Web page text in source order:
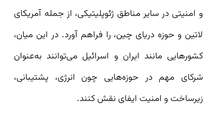
و امنیتی در سایر مناطق ژئوپلیتیکی، از جمله آمریکای
لاتین و حوزه دریای چین، را فراهم آورد. در این میان،
کشورهایی مانند ایران و اسرائیل می‌توانند به‌عنوان
شرکای مهم در حوزه‌هایی چون انرژی، پشتیبانی،
زیرساخت و امنیت ایفای نقش کنند.